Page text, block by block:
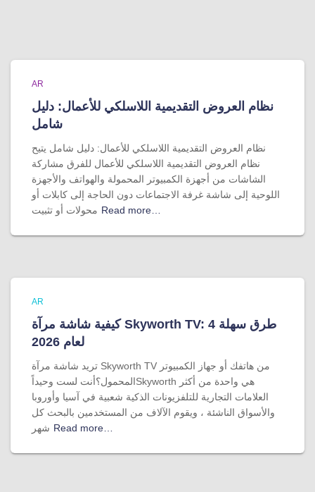
AR
نظام العروض التقديمية اللاسلكي للأعمال: دليل
شامل
نظام العروض التقديمية اللاسلكي للأعمال: دليل شامل يتيح
نظام العروض التقديمية اللاسلكي للأعمال للفرق مشاركة
الشاشات من أجهزة الكمبيوتر المحمولة والهواتف والأجهزة
اللوحية إلى شاشة غرفة الاجتماعات دون الحاجة إلى كابلات أو
محولات أو تثبيت Read more…
AR
كيفية شاشة مرآة Skyworth TV: 4 طرق سهلة
لعام 2026
تريد شاشة مرآة Skyworth TV من هاتفك أو جهاز الكمبيوتر
المحمول؟أنت لست وحيداًSkyworth هي واحدة من أكثر
العلامات التجارية للتلفزيونات الذكية شعبية في آسيا وأوروبا
والأسواق الناشئة ، ويقوم الآلاف من المستخدمين بالبحث كل
شهر Read more…